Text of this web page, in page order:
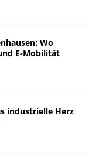
Wo
E-Mobilität
industrielle Herz